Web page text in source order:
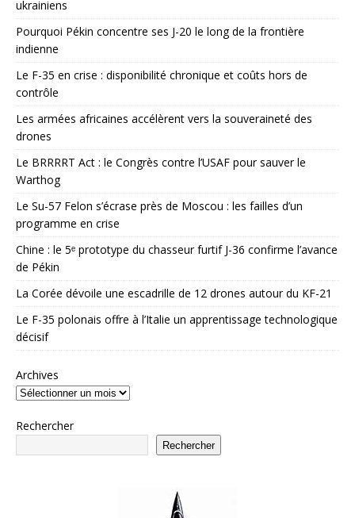
ukrainiens
Pourquoi Pékin concentre ses J-20 le long de la frontière
indienne
Le F-35 en crise : disponibilité chronique et coûts hors de
contrôle
Les armées africaines accélèrent vers la souveraineté des
drones
Le BRRRRT Act : le Congrès contre l’USAF pour sauver le
Warthog
Le Su-57 Felon s’écrase près de Moscou : les failles d’un
programme en crise
Chine : le 5ᵉ prototype du chasseur furtif J-36 confirme l’avance
de Pékin
La Corée dévoile une escadrille de 12 drones autour du KF-21
Le F-35 polonais offre à l’Italie un apprentissage technologique
décisif
Archives
Rechercher
Rechercher